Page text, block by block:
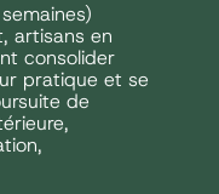
artisans en
consolider
pratique et se
de